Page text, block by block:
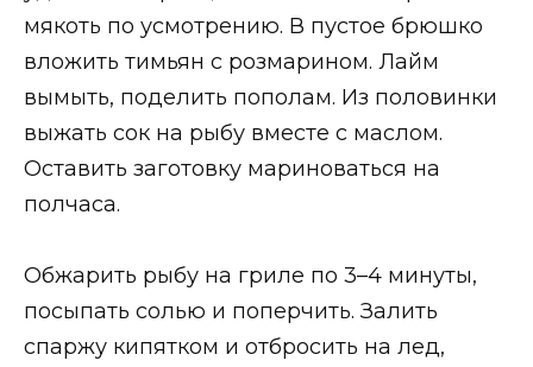
мякоть по усмотрению. В пустое брюшко
вложить тимьян с розмарином. Лайм
вымыть, поделить пополам. Из половинки
выжать сок на рыбу вместе с маслом.
Оставить заготовку мариноваться на
полчаса.
Обжарить рыбу на гриле по 3–4 минуты,
посыпать солью и поперчить. Залить
спаржу кипятком и отбросить на лед,